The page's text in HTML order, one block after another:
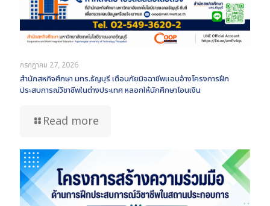
กรกฎาคม 27, 2026
สำนักสหกิจศึกษา มทร.ธัญบุรี เตือนภัยมิจฉาชีพแอบอ้างโครงการฝึก
ประสบการณ์วิชาชีพในต่างประเทศ หลอกให้นักศึกษาโอนเงิน
Read more